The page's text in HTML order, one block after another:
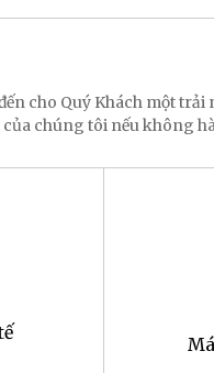
cho Quý Khách một trải
của chúng tôi nếu không